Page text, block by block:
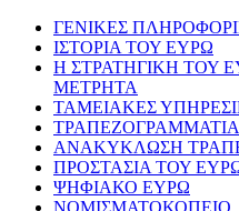
ΓΕΝΙΚΕΣ
ΙΣΤΟΡΙΑ ΤΟΥ ΕΥΡΩ
Η ΣΤΡΑΤΗΓΙΚΗ ΤΟΥ
ΜΕΤΡΗΤΑ
ΤΑΜΕΙΑΚΕΣ
ΑΝΑΚΥΚΛΩΣΗ
ΠΡΟΣΤΑΣΙΑ ΤΟΥ
ΨΗΦΙΑΚΟ ΕΥΡΩ
ΝΟΜΙΣΜΑΤΟΚΟΠΕΙΟ